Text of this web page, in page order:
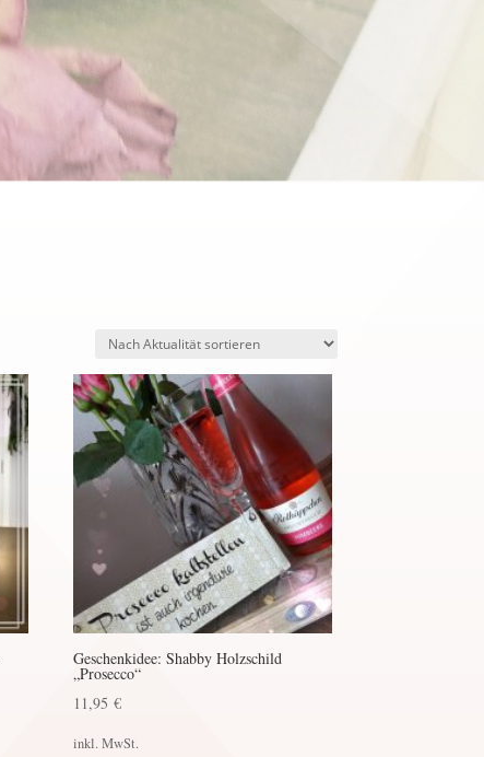
Geschenkidee: Shabby Holzschild
„Prosecco“
11,95€
inkl. MwSt.